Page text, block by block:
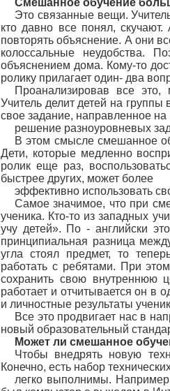
Смешанное обучение
Это связанные вещи.
кто давно все понял,
повторять объяснение. А они
колоссальные неудобства.
объяснением дома. Кому-то
ролику прилагает один- два
Проанализировав все
Учитель делит детей на
свое задание, направленное на
решение разноуровневых
В этом смысле смешанное
Дети, которые медленно
ролик еще раз,
быстрее других, может более
эффективно использовать
Самое значимое, что при
ученика. Кто-то из западных
учу детей». По - английски
принципиальная разница
угла стоял предмет, то
работать с ребятами. При
сохранить свою внутреннюю
работает и отчитывается он в
и личностные результаты
Все это продвигает нас в
новый образовательный
Может ли смешанное
Чтобы внедрять новую
Конечно, есть набор
легко выполнимы.